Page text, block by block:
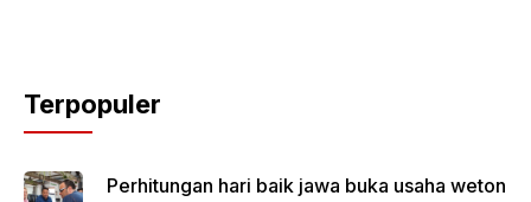
Terpopuler
Perhitungan hari baik jawa buka usaha weton